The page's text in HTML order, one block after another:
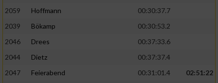
2059
Hoffmann
00:30:37.7
2039
Bökamp
00:30:53.2
2046
Drees
00:37:33.6
2044
Dietz
00:37:37.4
2047
Feierabend 00:31:01.4
02:51:22